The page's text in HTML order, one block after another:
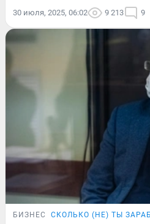
30 июля, 2025, 06:02 9 213 9
БИЗНЕС СКОЛЬКО (НЕ) ТЫ